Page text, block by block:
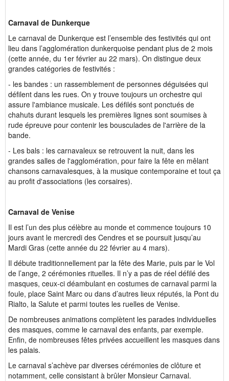
Carnaval de Dunkerque
Le carnaval de Dunkerque est l’ensemble des festivités qui ont
lieu dans l’agglomération dunkerquoise pendant plus de 2 mois
(cette année, du 1er février au 22 mars). On distingue deux
grandes catégories de festivités :
- les bandes : un rassemblement de personnes déguisées qui
défilent dans les rues. On y trouve toujours un orchestre qui
assure l'ambiance musicale. Les défilés sont ponctués de
chahuts durant lesquels les premières lignes sont soumises à
rude épreuve pour contenir les bousculades de l'arrière de la
bande.
- Les bals : les carnavaleux se retrouvent la nuit, dans les
grandes salles de l'agglomération, pour faire la fête en mêlant
chansons carnavalesques, à la musique contemporaine et tout ça
au profit d'associations (les corsaires).
Carnaval de Venise
Il est l’un des plus célèbre au monde et commence toujours 10
jours avant le mercredi des Cendres et se poursuit jusqu’au
Mardi Gras (cette année du 22 février au 4 mars).
Il débute traditionnellement par la fête des Marie, puis par le Vol
de l’ange, 2 cérémonies rituelles. Il n’y a pas de réel défilé des
masques, ceux-ci déambulant en costumes de carnaval parmi la
foule, place Saint Marc ou dans d’autres lieux réputés, la Pont du
Rialto, la Salute et parmi toutes les ruelles de Venise.
De nombreuses animations complètent les parades individuelles
des masques, comme le carnaval des enfants, par exemple.
Enfin, de nombreuses fêtes privées accueillent les masques dans
les palais.
Le carnaval s’achève par diverses cérémonies de clôture et
notamment, celle consistant à brûler Monsieur Carnaval.